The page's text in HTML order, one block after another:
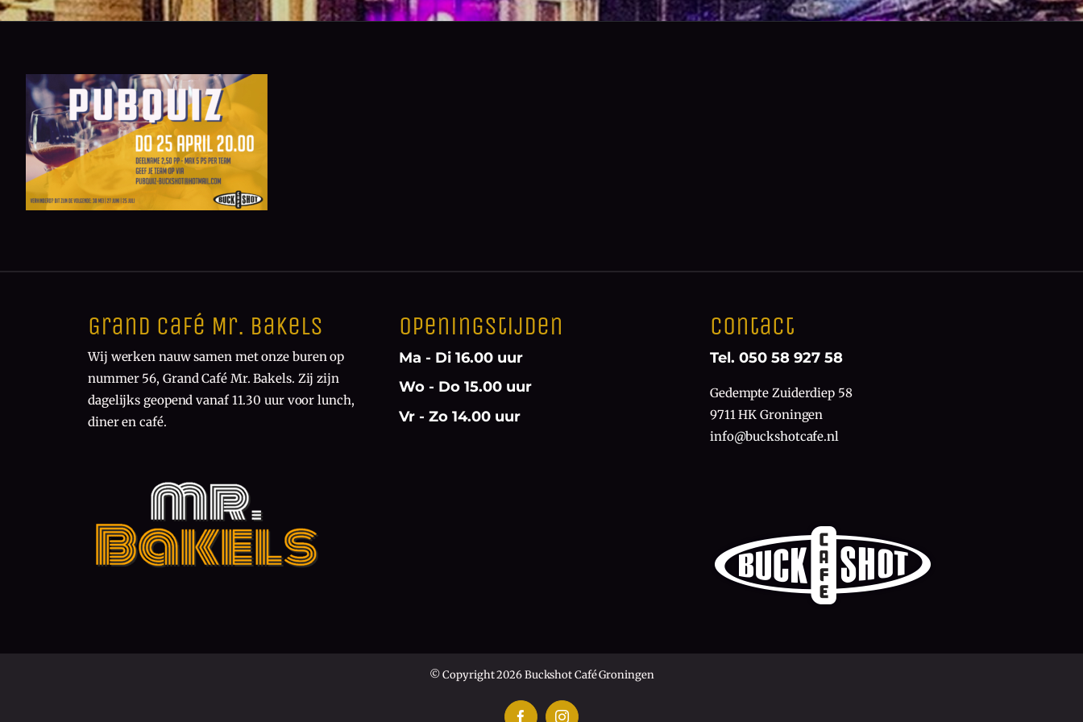
Grand Café Mr. Bakels
Wij werken nauw samen met onze buren op
nummer 56, Grand Café Mr. Bakels. Zij zijn
dagelijks geopend vanaf 11.30 uur voor lunch,
diner en café.
Openingstijden
Ma - Di 16.00 uur
Wo - Do 15.00 uur
Vr - Zo 14.00 uur
Contact
Tel. 050 58 927 58
Gedempte Zuiderdiep 58
9711 HK Groningen
info@buckshotcafe.nl
© Copyright 2026 Buckshot Café Groningen